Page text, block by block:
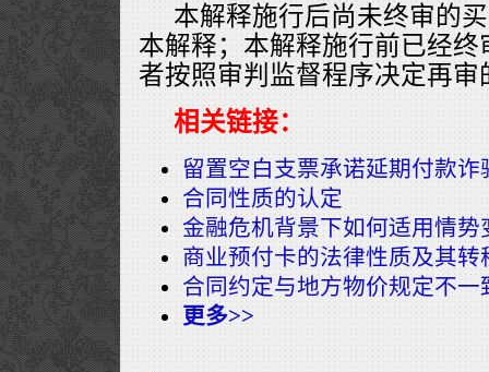
本解释施行后尚未终审的
本解释；本解释施行前已经
者按照审判监督程序决定再
相关链接：
留置空白支票承诺延期付款诈
合同性质的认定
金融危机背景下如何适用情势
商业预付卡的法律性质及其转
合同约定与地方物价规定不一
更多>>